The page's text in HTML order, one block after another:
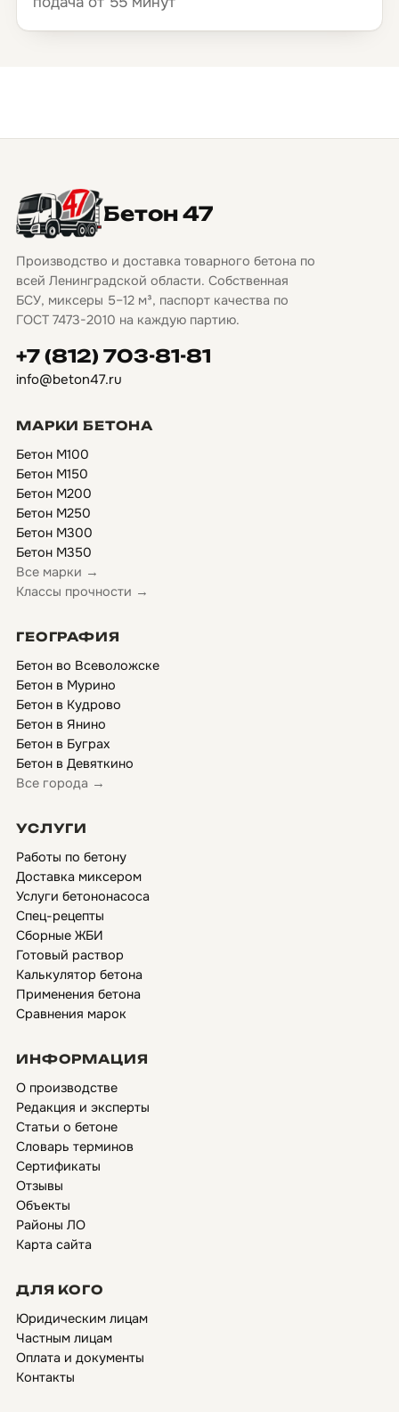
Бетон 47
Производство и доставка товарного бетона по
всей Ленинградской области. Собственная
БСУ, миксеры 5–12 м³, паспорт качества по
ГОСТ 7473-2010 на каждую партию.
+7 (812) 703-81-81
info@beton47.ru
МАРКИ БЕТОНА
Бетон М100
Бетон М150
Бетон М200
Бетон М250
Бетон М300
Бетон М350
Все марки →
Классы прочности →
ГЕОГРАФИЯ
Бетон во Всеволожске
Бетон в Мурино
Бетон в Кудрово
Бетон в Янино
Бетон в Буграх
Бетон в Девяткино
Все города →
УСЛУГИ
Работы по бетону
Доставка миксером
Услуги бетононасоса
Спец-рецепты
Сборные ЖБИ
Готовый раствор
Калькулятор бетона
Применения бетона
Сравнения марок
ИНФОРМАЦИЯ
О производстве
Редакция и эксперты
Статьи о бетоне
Словарь терминов
Сертификаты
Отзывы
Объекты
Районы ЛО
Карта сайта
ДЛЯ КОГО
Юридическим лицам
Частным лицам
Оплата и документы
Контакты